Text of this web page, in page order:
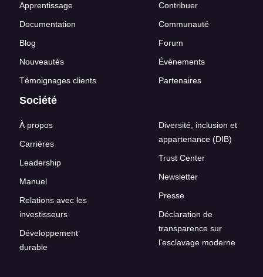
Apprentissage
Documentation
Blog
Nouveautés
Témoignages clients
Contribuer
Communauté
Forum
Événements
Partenaires
Société
À propos
Carrières
Leadership
Manuel
Relations avec les
investisseurs
Développement
durable
Diversité, inclusion et
appartenance (DIB)
Trust Center
Newsletter
Presse
Déclaration de
transparence sur
l'esclavage moderne